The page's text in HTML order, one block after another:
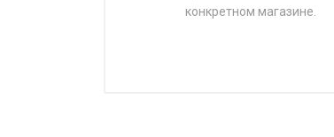
конкретном магазине.